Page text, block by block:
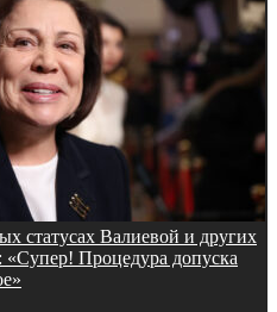
статусах Валиевой и других
«Супер! Процедура допуска